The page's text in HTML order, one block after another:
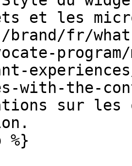
et les
brand/fr/
program/
with-the-
sur
%}